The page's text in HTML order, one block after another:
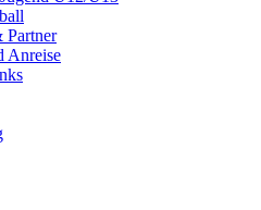
Partner
Anreise